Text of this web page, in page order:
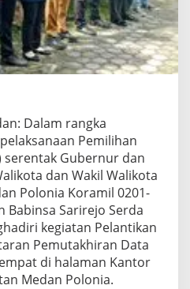
Dalam rangka
Pemilihan
serentak Gubernur dan
dan Wakil Walikota
Polonia Koramil 0201-
Babinsa Sarirejo Serda
kegiatan Pelantikan
Pemutakhiran Data
di halaman Kantor
Medan Polonia.